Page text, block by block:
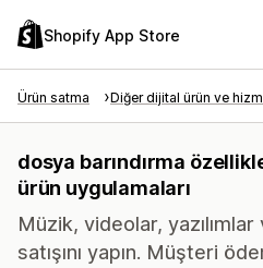
Shopify App Store
Ürün satma Diğer dijital ürün ve
dosya barındırma
ürün uygulamaları
Müzik, videolar, yazılımlar
satışını yapın. Müşteri